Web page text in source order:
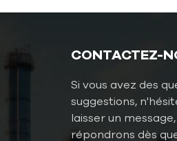
pour moisissures
jusqu'à 120 °C
Température de
jusqu'à 180 °C
CONTACTEZ-
Si vous avez des
suggestions,
laisser un
répondrons dès